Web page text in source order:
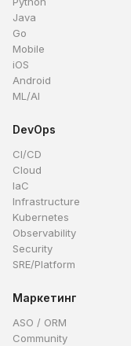
Java
Go
Mobile
iOS
Android
ML/AI
DevOps
CI/CD
Cloud
IaC
Infrastructure
Kubernetes
Observability
Security
SRE/Platform
Маркетинг
ASO / ORM
Community